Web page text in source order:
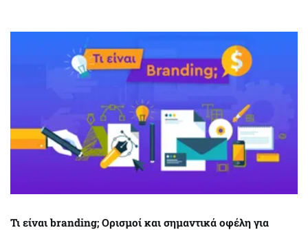
Τι είναι branding; Ορισμοί και σημαντικά οφέλη για